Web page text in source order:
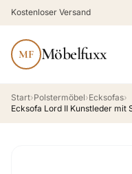
Kostenloser Versand
MF Möbelfuxx
Start›Polstermöbel›Ecksofas›
Ecksofa Lord II Kunstleder mit